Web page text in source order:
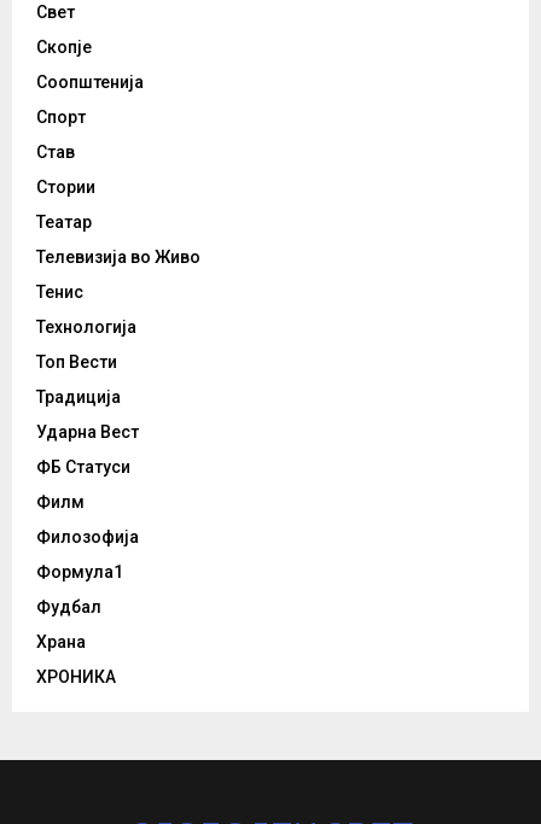
Свет
Скопје
Соопштенија
Спорт
Став
Стории
Театар
Телевизија во Живо
Тенис
Технологија
Топ Вести
Традиција
Ударна Вест
ФБ Статуси
Филм
Филозофија
Формула1
Фудбал
Храна
ХРОНИКА